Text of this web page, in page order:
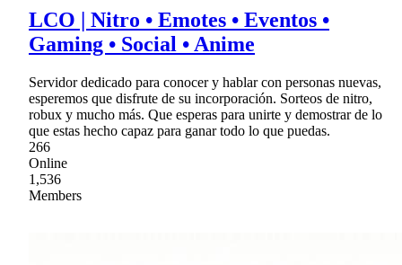
LCO | Nitro • Emotes • Eventos •
Gaming • Social • Anime
Servidor dedicado para conocer y hablar con personas nuevas,
esperemos que disfrute de su incorporación. Sorteos de nitro,
robux y mucho más. Que esperas para unirte y demostrar de lo
que estas hecho capaz para ganar todo lo que puedas.
266
Online
1,536
Members